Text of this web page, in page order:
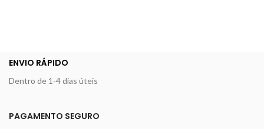
ENVIO RÁPIDO
Dentro de 1-4 dias úteis
PAGAMENTO SEGURO